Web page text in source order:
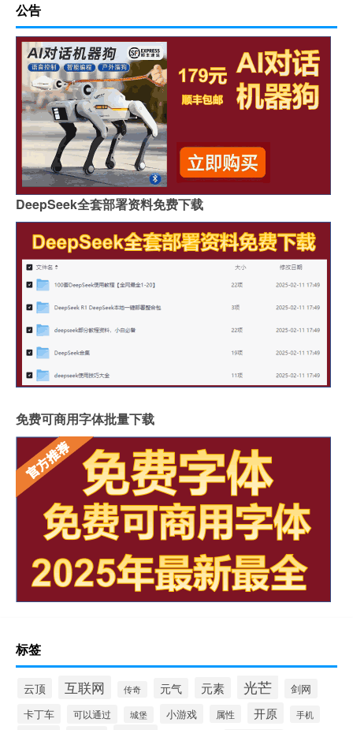
公告
DeepSeek全套部署资料免费下载
免费可商用字体批量下载
标签
云顶 互联网 传奇 元气 元素 光芒
剑网
卡丁车
可以通过 城堡 小游戏 属性 开原 手机